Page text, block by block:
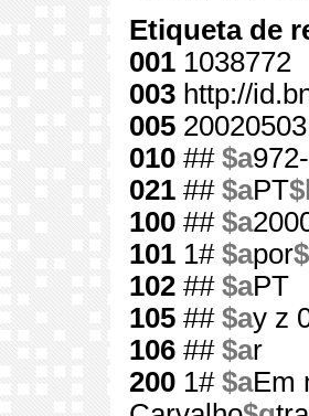
Etiqueta de
001 1038772
003 http://
005
010 ## $a
021 ## $aPT
100 ## $a
101 1# $apor
102 ## $aPT
105 ## $ay z
106 ## $ar
200 1# $aEm